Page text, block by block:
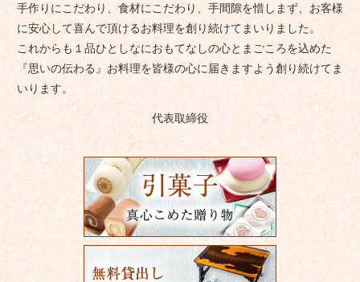
手作りにこだわり、食材にこだわり、手間隙を惜しまず、お客様
に安心して喜んで頂けるお料理を創り続けてまいりました。
これからも１品ひとしなにおもてなしの心とまごころを込めた
『思いの伝わる』お料理を皆様の心に届きますよう創り続けてま
いります。
代表取締役